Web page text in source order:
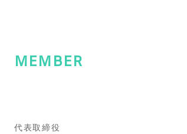
MEMBER
代表取締役